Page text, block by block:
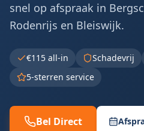
snel op afspraak in
Rodenrijs en Bleiswijk.
€115 all-in Schadevrij
5-sterren service
Bel Direct